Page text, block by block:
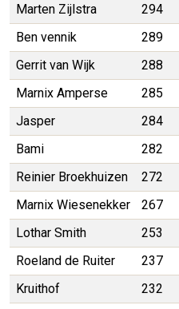
Marten Zijlstra
294
Ben vennik
289
Gerrit van Wijk
288
Marnix Amperse
285
Jasper
284
Bami
282
Reinier Broekhuizen
272
Marnix Wiesenekker
267
Lothar Smith
253
Roeland de Ruiter
237
Kruithof
232